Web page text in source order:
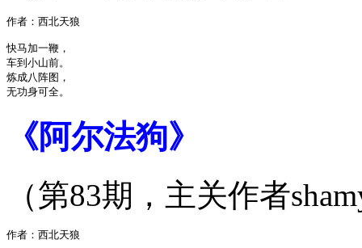
作者：西北天狼
快马加一鞭，
车到小山前。
炼成八阵图，
《阿尔法狗》
（第83期，主关作者
作者：西北天狼